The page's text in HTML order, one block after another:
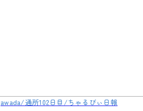
awada/通所102日目/ちゃるびぃ日報